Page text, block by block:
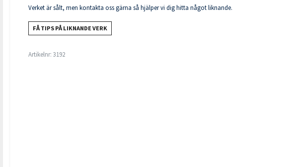
Verket är sålt, men kontakta oss gärna så hjälper vi dig hitta något liknande.
FÅ TIPS PÅ LIKNANDE VERK
Artikelnr: 3192